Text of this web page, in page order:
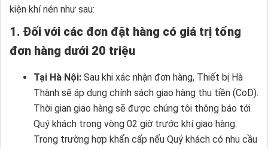
kiện khí nén như sau:
1. Đối với các đơn đặt hàng có giá trị tổng
đơn hàng dưới 20 triệu
Tại Hà Nội: Sau khi xác nhận đơn hàng, Thiết bị Hà
Thành sẽ áp dụng chính sách giao hàng thu tiền (CoD).
Thời gian giao hàng sẽ được chúng tôi thông báo tới
Quý khách trong vòng 02 giờ trước khí giao hàng.
Trong trường hợp khẩn cấp nếu Quý khách có nhu cầu